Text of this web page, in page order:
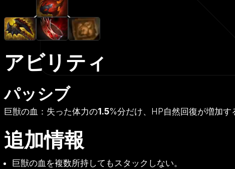
アビリティ
パッシブ
巨獣の血：失った体力の1.5%分だけ、HP自然回復が増加す
追加情報
巨獣の血を複数所持してもスタックしない。